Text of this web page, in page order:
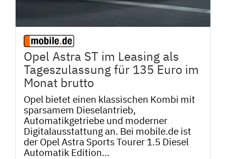
Opel Astra ST im Leasing als
Tageszulassung für 135 Euro im
Monat brutto
Opel bietet einen klassischen Kombi mit
sparsamem Dieselantrieb,
Automatikgetriebe und moderner
Digitalausstattung an. Bei mobile.de ist
der Opel Astra Sports Tourer 1.5 Diesel
Automatik Edition...